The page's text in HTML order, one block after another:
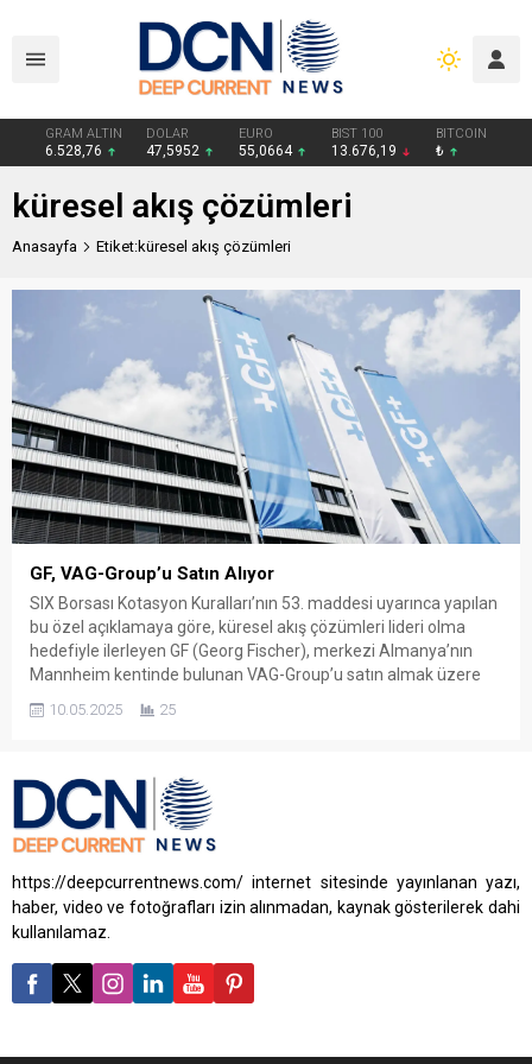
GRAM ALTIN
6.528,76
DOLAR
47,5952
EURO
55,0664
BIST 100
13.676,19
BITCOIN
₺
küresel akış çözümleri
Anasayfa Etiket:küresel akış çözümleri
GF, VAG-Group’u Satın Alıyor
SIX Borsası Kotasyon Kuralları’nın 53. maddesi uyarınca yapılan
bu özel açıklamaya göre, küresel akış çözümleri lideri olma
hedefiyle ilerleyen GF (Georg Fischer), merkezi Almanya’nın
Mannheim kentinde bulunan VAG-Group’u satın almak üzere
Avrupa ve Orta Doğu’daki altyapı sektöründeki konumunu daha
10.05.2025 25
https://deepcurrentnews.com/ internet sitesinde yayınlanan yazı,
haber, video ve fotoğrafları izin alınmadan, kaynak gösterilerek dahi
kullanılamaz.